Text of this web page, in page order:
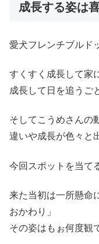
成長する姿は
愛犬フレンチブルド
すくすく成長して家
成長して日を追うご
そしてこうめさんの
違いや成長が色々と
今回スポットを当て
来た当初は一所懸命
おかわり」
その姿はもぉ何度観